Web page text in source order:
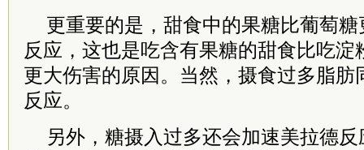
更重要的是，甜食中的果糖比葡萄
反应，这也是吃含有果糖的甜食比吃淀
更大伤害的原因。当然，摄食过多脂肪
反应。
另外，糖摄入过多还会加速美拉德